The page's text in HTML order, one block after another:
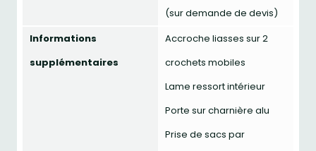
(sur demande de devis)
Informations
supplémentaires
Accroche liasses sur 2
crochets mobiles
Lame ressort intérieur
Porte sur charnière alu
Prise de sacs par